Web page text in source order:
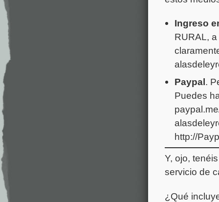
Ingreso
RURAL,
Paypal.
Puedes
http://
Y, ojo,
servicio de
¿Qué